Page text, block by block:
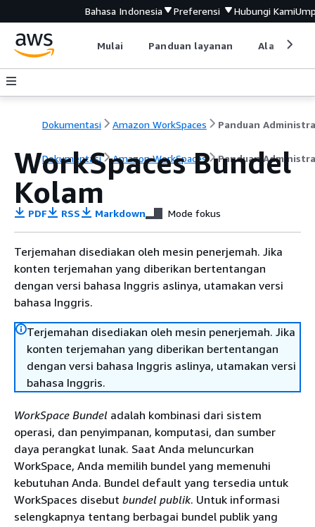
Bahasa Indonesia Preferensi Hubungi Kami
Mulai Panduan layanan Alat
Dokumentasi Amazon WorkSpaces Panduan
Dokumentasi Amazon WorkSpaces Panduan
WorkSpaces Bundel
Kolam
PDF RSS Markdown Mode fokus
Terjemahan disediakan oleh mesin penerjemah. Jika
konten terjemahan yang diberikan bertentangan
dengan versi bahasa Inggris aslinya, utamakan versi
bahasa Inggris.
Terjemahan disediakan oleh mesin penerjemah. Jika
konten terjemahan yang diberikan bertentangan
dengan versi bahasa Inggris aslinya, utamakan versi
bahasa Inggris.
WorkSpace Bundel adalah kombinasi dari sistem
operasi, dan penyimpanan, komputasi, dan sumber
daya perangkat lunak. Saat Anda meluncurkan
WorkSpace, Anda memilih bundel yang memenuhi
kebutuhan Anda. Bundel default yang tersedia untuk
WorkSpaces disebut bundel publik. Untuk informasi
selengkapnya tentang berbagai bundel publik yang